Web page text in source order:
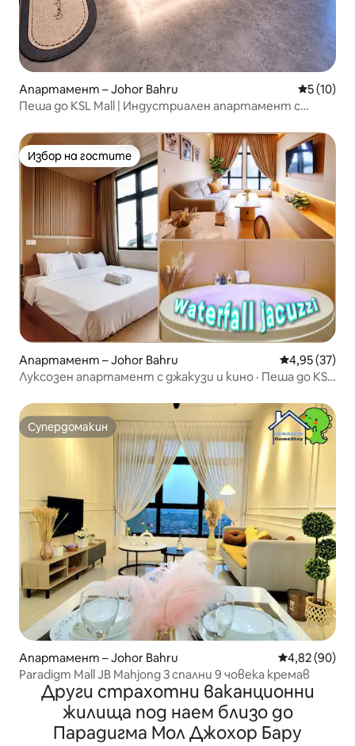
Апартамент – Johor Bahru Средна
5 (10)
Пеша до KSL Mall | Индустриален апартамент с
Избор на гостите
Избор на гостите
Апартамент – Johor Bahru Средна
4,95 (37)
Луксозен апартамент с джакузи и кино · Пеша до KSL
Супердомакин
Супердомакин
Апартамент – Johor Bahru Средна
4,82 (90)
Paradigm Mall JB Mahjong 3 спални 9 човека кремав
Други страхотни ваканционни
жилища под наем близо до
Парадигма Мол Джохор Бару